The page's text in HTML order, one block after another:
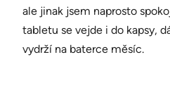
ale jinak jsem naprosto
tabletu se vejde i do kapsy,
vydrží na baterce měsíc.